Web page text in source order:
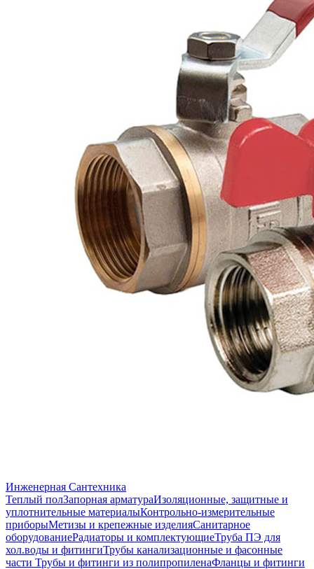
Инженерная Сантехника
Теплый полЗапорная арматураИзоляционные, защитные и
уплотнительные материалыКонтрольно-измерительные
приборыМетизы и крепежные изделияСанитарное
оборудованиеРадиаторы и комплектующиеТруба ПЭ для
хол.воды и фитингиТрубы канализационные и фасонные
части Трубы и фитинги из полипропиленаФланцы и фитинги